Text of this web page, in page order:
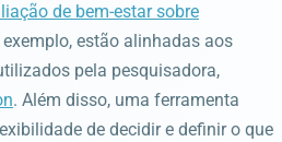
de bem-estar sobre
exemplo, estão alinhadas aos
pela pesquisadora,
. Além disso, uma ferramenta
de decidir e definir o que